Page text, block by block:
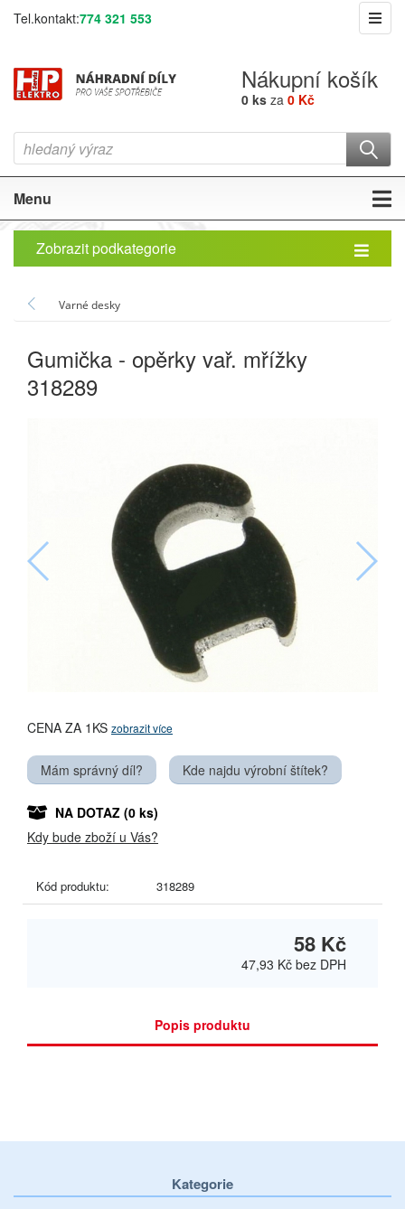
Tel.kontakt:774 321 553
Nákupní košík
0 ks za 0 Kč
Menu
Zobrazit podkategorie
Varné desky
Gumička - opěrky vař. mřížky
318289
CENA ZA 1KS zobrazit více
Mám správný díl? Kde najdu výrobní štítek?
NA DOTAZ (0 ks)
Kdy bude zboží u Vás?
Kód produktu: 318289
58 Kč
47,93 Kč bez DPH
Popis produktu
Kategorie